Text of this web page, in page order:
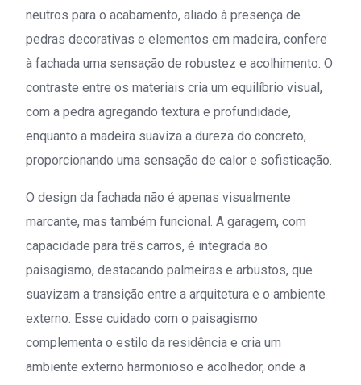
neutros para o acabamento, aliado à presença de
pedras decorativas e elementos em madeira, confere
à fachada uma sensação de robustez e acolhimento. O
contraste entre os materiais cria um equilíbrio visual,
com a pedra agregando textura e profundidade,
enquanto a madeira suaviza a dureza do concreto,
proporcionando uma sensação de calor e sofisticação.
O design da fachada não é apenas visualmente
marcante, mas também funcional. A garagem, com
capacidade para três carros, é integrada ao
paisagismo, destacando palmeiras e arbustos, que
suavizam a transição entre a arquitetura e o ambiente
externo. Esse cuidado com o paisagismo
complementa o estilo da residência e cria um
ambiente externo harmonioso e acolhedor, onde a